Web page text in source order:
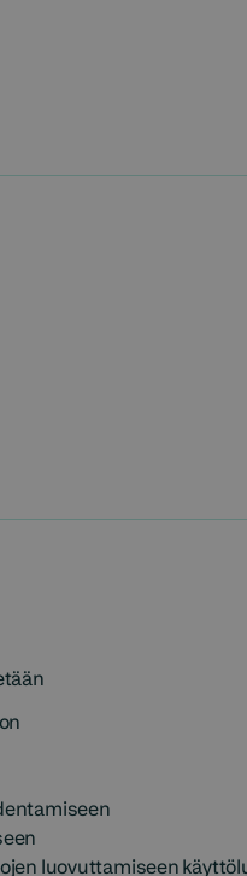
luovuttamiseen